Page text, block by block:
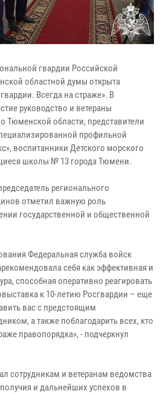
гвардии Российской
областной думы открыта
Всегда на страже». В
руководство и ветераны
Тюменской области, представители
профильной
воспитанники Детского морского
школы № 13 города Тюмени.
регионального
отметил важную роль
государственной и общественной
Федеральная служба войск
себя как эффективная и
способная оперативно реагировать
к 10-летию Росгвардии – еще
вас с предстоящим
а также поблагодарить всех, кто
правопорядка», - подчеркнул
сотрудникам и ветеранам ведомства
и дальнейших успехов в